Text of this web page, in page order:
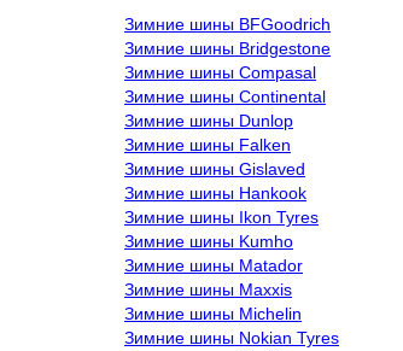
Зимние шины BFGoodrich
Зимние шины Bridgestone
Зимние шины Compasal
Зимние шины Continental
Зимние шины Dunlop
Зимние шины Falken
Зимние шины Gislaved
Зимние шины Hankook
Зимние шины Ikon Tyres
Зимние шины Kumho
Зимние шины Matador
Зимние шины Maxxis
Зимние шины Michelin
Зимние шины Nokian Tyres